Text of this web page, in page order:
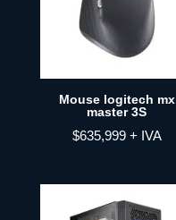
Mouse logitech mx
master 3S
$635,999 + IVA